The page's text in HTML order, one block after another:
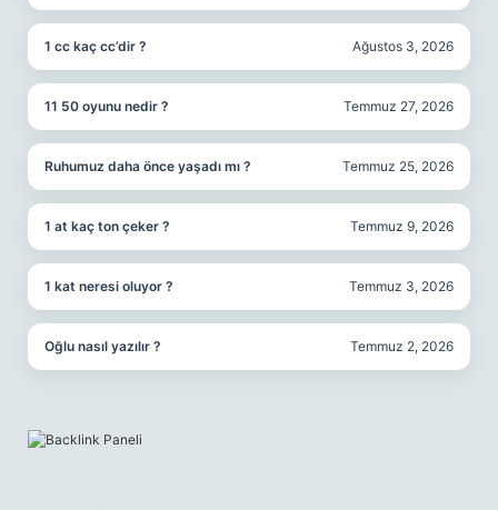
1 cc kaç cc’dir ? Ağustos 3, 2026
11 50 oyunu nedir ? Temmuz 27, 2026
Ruhumuz daha önce yaşadı mı ? Temmuz 25, 2026
1 at kaç ton çeker ? Temmuz 9, 2026
1 kat neresi oluyor ? Temmuz 3, 2026
Oğlu nasıl yazılır ? Temmuz 2, 2026